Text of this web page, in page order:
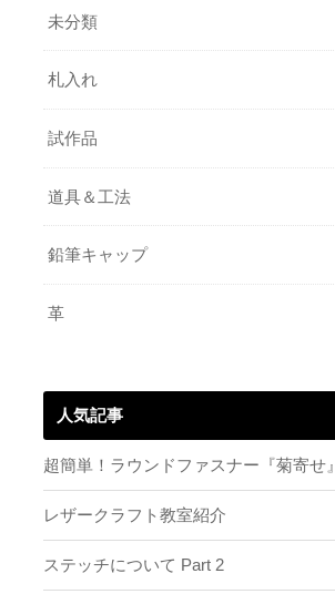
未分類
札入れ
試作品
道具＆工法
鉛筆キャップ
革
人気記事
超簡単！ラウンドファスナー『菊寄せ』
レザークラフト教室紹介
ステッチについて Part 2